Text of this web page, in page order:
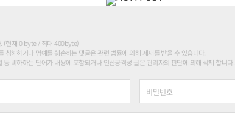
(현재 0 byte / 최대 400byte)
침해하거나 명예를 훼손하는 댓글은 관련 법률에 의해 제재를 받을 수 있습니다.
등 비하하는 단어가 내용에 포함되거나 인신공격성 글은 관리자의 판단에 의해 삭제 합니다.